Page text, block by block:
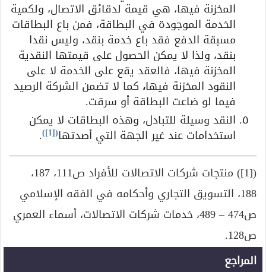
المخزنة فيها، هي قيمة لدقائق الاتصال، ولكمية
الخدمة الموجودة في البطاقة، فمن باع البطاقات
مسبقة الدفع فقد باع خدمة بنقد، وليس نقدا
بنقد، ولذا لا يمكن الحصول على قيمتها النقدية
المخزنة فيها، فالعقد يقع على الخدمة لا على
النقود المخزنة فيها، كما لا تضمن الشركة الرصيد
فيما لو ضاعت البطاقة أو سرقت.
النقد وسيلة للتبادل، وهذه البطاقات لا يمكن
استخدامات عند غير الجهة التي أصدتها(
[1]
)
.
([1]) منتجات شركات الاتصالات للأفراد ص111، 187،
188، التسويق التجاري وأحكامه في الفقه الإسلامي
ص474 – 489، خدمات شركات الاتصالات، أسماء العمري
ص128.
المراجع